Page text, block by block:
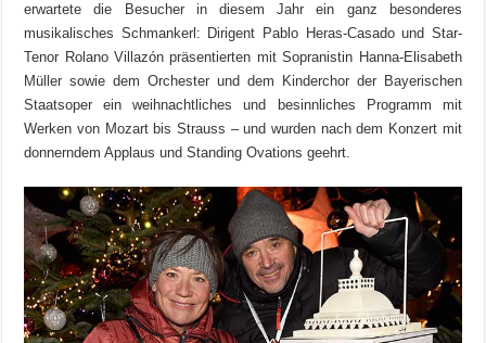
erwartete die Besucher in diesem Jahr ein ganz besonderes
musikalisches Schmankerl: Dirigent Pablo Heras-Casado und Star-
Tenor Rolano Villazón präsentierten mit Sopranistin Hanna-Elisabeth
Müller sowie dem Orchester und dem Kinderchor der Bayerischen
Staatsoper ein weihnachtliches und besinnliches Programm mit
Werken von Mozart bis Strauss – und wurden nach dem Konzert mit
donnerndem Applaus und Standing Ovations geehrt.